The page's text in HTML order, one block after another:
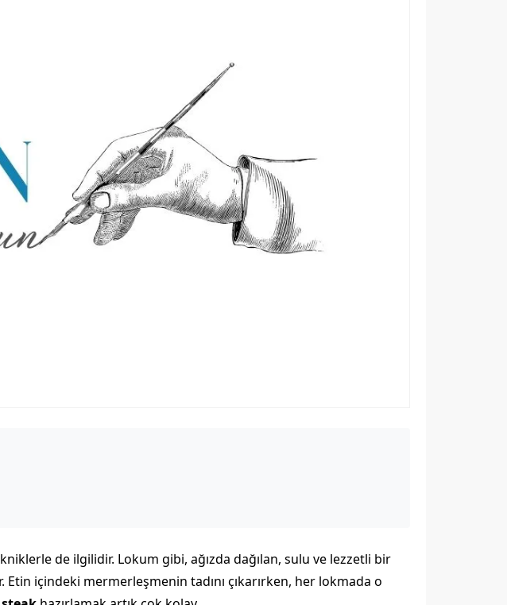
de ilgilidir. Lokum gibi, ağızda dağılan, sulu ve lezzetli bir
içindeki mermerleşmenin tadını çıkarırken, her lokmada o